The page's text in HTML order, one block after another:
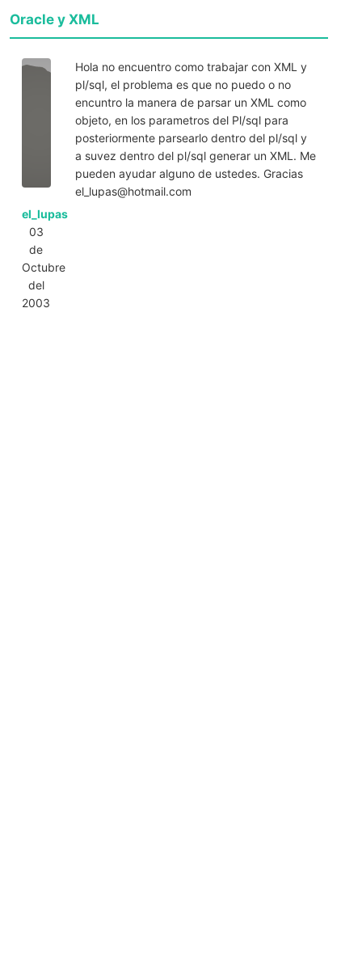
Oracle y XML
el_lupas
03
de
Octubre
del
2003
Hola no encuentro como trabajar con XML y
pl/sql, el problema es que no puedo o no
encuntro la manera de parsar un XML como
objeto, en los parametros del Pl/sql para
posteriormente parsearlo dentro del pl/sql y
a suvez dentro del pl/sql generar un XML. Me
pueden ayudar alguno de ustedes. Gracias
el_lupas@hotmail.com